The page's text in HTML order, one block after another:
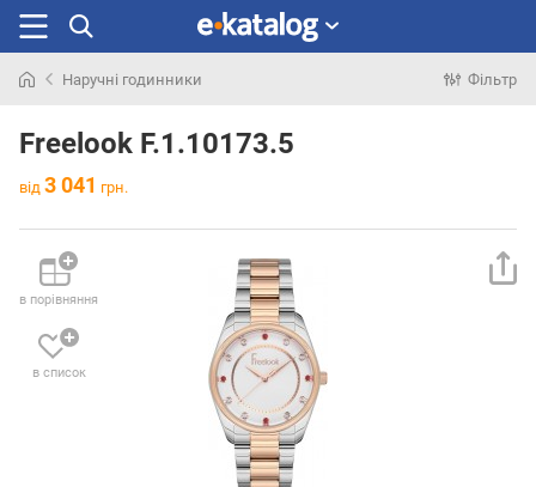
раніше
Наручні годинники Фільтр
Freelook F.1.10173.5
від 3 041 грн.
в порівняння
в список